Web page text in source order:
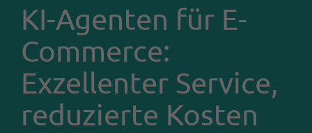
KI-Agenten für E-
Commerce:
Exzellenter Service,
reduzierte Kosten